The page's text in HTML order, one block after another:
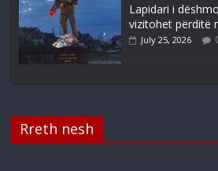
Lapidari i
vizitohet përditë
July 25, 2026
Rreth nesh